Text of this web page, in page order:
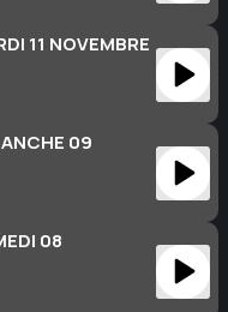
11 NOVEMBRE
09
08